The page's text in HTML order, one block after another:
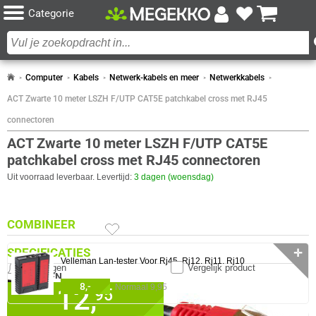
Categorie
Computer Kabels Netwerk-kabels en meer Netwerkkabels
ACT Zwarte 10 meter LSZH F/UTP CAT5E patchkabel cross met RJ45
connectoren
ACT Zwarte 10 meter LSZH F/UTP CAT5E
patchkabel cross met RJ45 connectoren
Uit voorraad leverbaar. Levertijd: 3 dagen (woensdag)
12,95
✓ 60 maanden garantie!
Vergelijk product
Meldingen
SPECIFICATIES
ALGEMEEN
Eigenschap Waarde
Aderdoorsnede
COMBINEER
Velleman Lan-tester Voor Rj45. Rj12. Rj11. Rj10
8,- Normaal 9,95
✛